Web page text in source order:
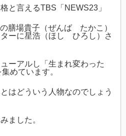
と言えるTBS「NEWS23」
膳場貴子（ぜんば たかこ）
ーに星浩（ほし ひろし）さ
ーアルし「生まれ変わった
めています。
はどういう人物なのでしょう
ました。